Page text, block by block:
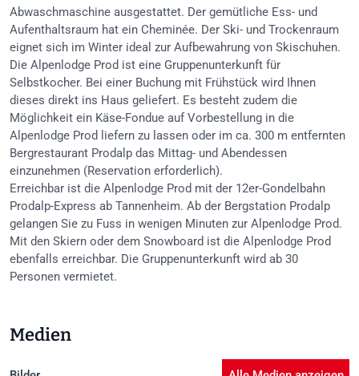
Abwaschmaschine ausgestattet. Der gemütliche Ess- und
Aufenthaltsraum hat ein Cheminée. Der Ski- und Trockenraum
eignet sich im Winter ideal zur Aufbewahrung von Skischuhen.
Die Alpenlodge Prod ist eine Gruppenunterkunft für
Selbstkocher. Bei einer Buchung mit Frühstück wird Ihnen
dieses direkt ins Haus geliefert. Es besteht zudem die
Möglichkeit ein Käse-Fondue auf Vorbestellung in die
Alpenlodge Prod liefern zu lassen oder im ca. 300 m entfernten
Bergrestaurant Prodalp das Mittag- und Abendessen
einzunehmen (Reservation erforderlich).
Erreichbar ist die Alpenlodge Prod mit der 12er-Gondelbahn
Prodalp-Express ab Tannenheim. Ab der Bergstation Prodalp
gelangen Sie zu Fuss in wenigen Minuten zur Alpenlodge Prod.
Mit den Skiern oder dem Snowboard ist die Alpenlodge Prod
ebenfalls erreichbar. Die Gruppenunterkunft wird ab 30
Personen vermietet.
Medien